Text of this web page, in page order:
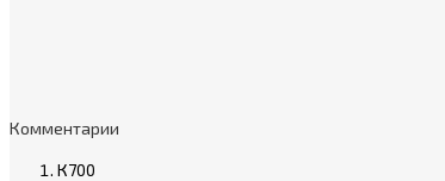
Комментарии
К700